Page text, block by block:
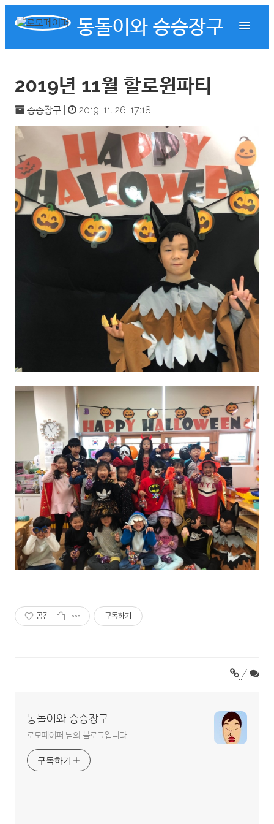
동돌이와 승승장구
2019년 11월 할로윈파티
승승장구 2019. 11. 26. 17:18
공감 구독하기
/
동돌이와 승승장구
로모페이퍼 님의 블로그입니다.
구독하기